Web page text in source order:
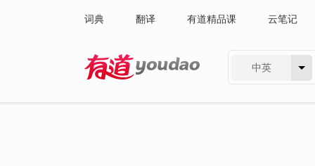
词典 翻译 有道精品课 云笔记
中英